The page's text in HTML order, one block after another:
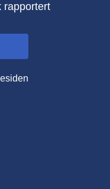
rapportert